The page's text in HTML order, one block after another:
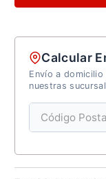
Calcular
Envío a
nuestras